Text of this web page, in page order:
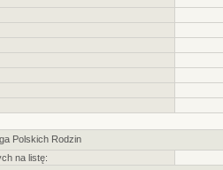
Polskich Rodzin
na listę: